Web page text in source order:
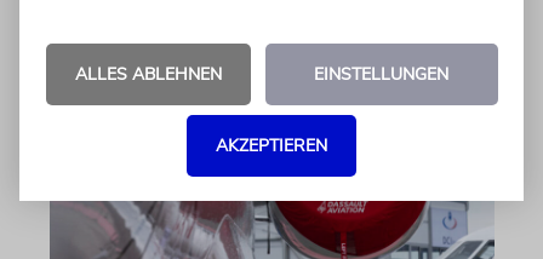
ALLES ABLEHNEN EINSTELLUNGEN
AKZEPTIEREN